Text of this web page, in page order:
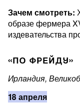
Зачем смотреть:
образе фермера
издевательства
«ПО ФРЕЙДУ»
Ирландия,
18 апреля